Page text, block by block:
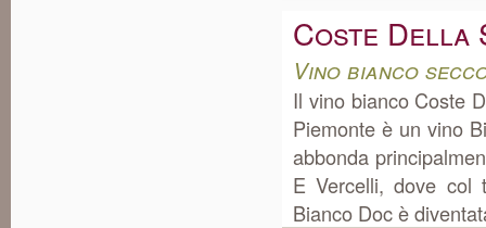
Coste Della
Vino bianco
Il vino bianco Coste
Piemonte è un vino
abbonda
E Vercelli, dove col
Bianco Doc è